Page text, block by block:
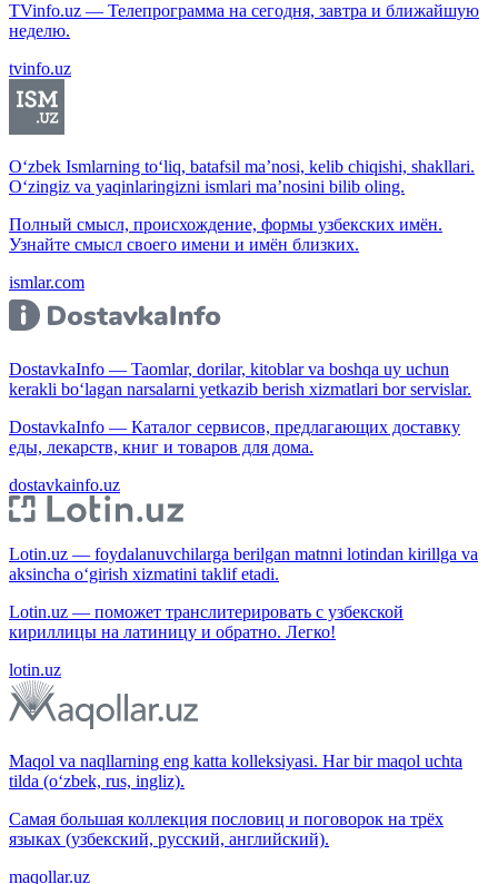
TVinfo.uz — Телепрограмма на сегодня, завтра и ближайшую
неделю.
tvinfo.uz
O‘zbek Ismlarning to‘liq, batafsil ma’nosi, kelib chiqishi, shakllari.
O‘zingiz va yaqinlaringizni ismlari ma’nosini bilib oling.
Полный смысл, происхождение, формы узбекских имён.
Узнайте смысл своего имени и имён близких.
ismlar.com
DostavkaInfo — Taomlar, dorilar, kitoblar va boshqa uy uchun
kerakli bo‘lagan narsalarni yetkazib berish xizmatlari bor servislar.
DostavkaInfo — Каталог сервисов, предлагающих доставку
еды, лекарств, книг и товаров для дома.
dostavkainfo.uz
Lotin.uz — foydalanuvchilarga berilgan matnni lotindan kirillga va
aksincha o‘girish xizmatini taklif etadi.
Lotin.uz — поможет транслитерировать с узбекской
кириллицы на латиницу и обратно. Легко!
lotin.uz
Maqol va naqllarning eng katta kolleksiyasi. Har bir maqol uchta
tilda (o‘zbek, rus, ingliz).
Самая большая коллекция пословиц и поговорок на трёх
языках (узбекский, русский, английский).
maqollar.uz